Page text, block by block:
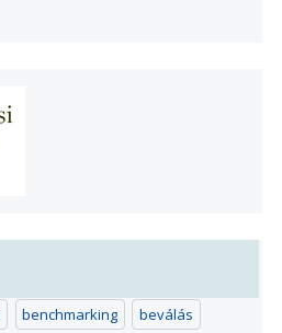
benchmarking
beválás